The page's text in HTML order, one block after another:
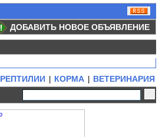
ДОБАВИТЬ НОВОЕ ОБЪЯВЛЕНИЕ
РЕПТИЛИИ КОРМА
ВЕТЕРИНАРИЯ